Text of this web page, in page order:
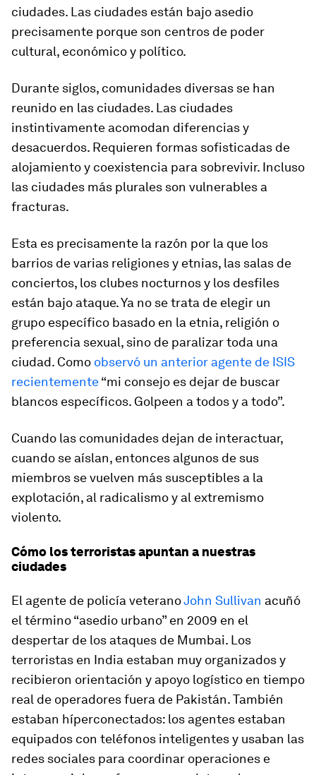
ciudades. Las ciudades están bajo asedio
precisamente porque son centros de poder
cultural, económico y político.
Durante siglos, comunidades diversas se han
reunido en las ciudades. Las ciudades
instintivamente acomodan diferencias y
desacuerdos. Requieren formas sofisticadas de
alojamiento y coexistencia para sobrevivir. Incluso
las ciudades más plurales son vulnerables a
fracturas.
Esta es precisamente la razón por la que los
barrios de varias religiones y etnias, las salas de
conciertos, los clubes nocturnos y los desfiles
están bajo ataque. Ya no se trata de elegir un
grupo específico basado en la etnia, religión o
preferencia sexual, sino de paralizar toda una
ciudad. Como observó un anterior agente de ISIS
recientemente“mi consejo es dejar de buscar
blancos específicos. Golpeen a todos y a todo”.
Cuando las comunidades dejan de interactuar,
cuando se aíslan, entonces algunos de sus
miembros se vuelven más susceptibles a la
explotación, al radicalismo y al extremismo
violento.
Cómo los terroristas apuntan a nuestras
ciudades
El agente de policía veteranoJohn Sullivan acuñó
el término “asedio urbano” en 2009 en el
despertar de los ataques de Mumbai. Los
terroristas en India estaban muy organizados y
recibieron orientación y apoyo logístico en tiempo
real de operadores fuera de Pakistán. También
estaban híperconectados: los agentes estaban
equipados con teléfonos inteligentes y usaban las
redes sociales para coordinar operaciones e